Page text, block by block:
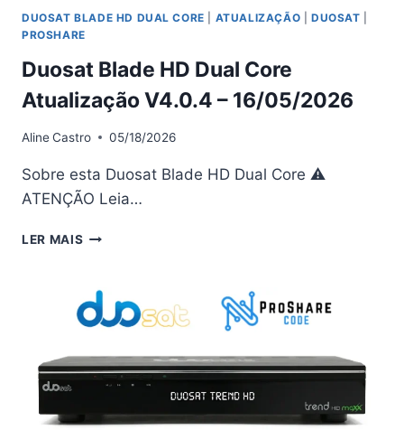
DUOSAT BLADE HD DUAL CORE ATUALIZAÇÃO |DUOSAT
PROSHARE
Duosat Blade HD Dual Core
Atualização V4.0.4 – 16/05/2026
AlineCastro 05/18/2026
Sobre esta Duosat Blade HD Dual Core ⚠
ATENÇÃO Leia…
LER MAIS DUOSAT
DUAL
CORE
ATUALIZAÇÃO
–
16/05/2026